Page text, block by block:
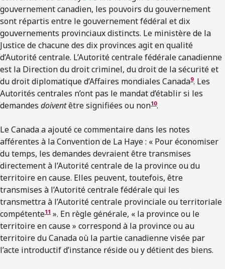
gouvernement canadien, les pouvoirs du gouvernement
sont répartis entre le gouvernement fédéral et dix
gouvernements provinciaux distincts. Le ministère de la
Justice de chacune des dix provinces agit en qualité
d’Autorité centrale. L’Autorité centrale fédérale canadienne
est la Direction du droit criminel, du droit de la sécurité et
du droit diplomatique d’Affaires mondiales Canada9. Les
Autorités centrales n’ont pas le mandat d’établir si les
demandes doiventêtre signifiées ou non10.
Le Canada a ajouté ce commentaire dans les notes
afférentes à la Convention de La Haye : « Pour économiser
du temps, les demandes devraient être transmises
directement à l’Autorité centrale de la province ou du
territoire en cause. Elles peuvent, toutefois, être
transmises à l’Autorité centrale fédérale qui les
transmettra à l’Autorité centrale provinciale ou territoriale
compétente11 ». En règle générale, « la province ou le
territoire en cause » correspond à la province ou au
territoire du Canada où la partie canadienne visée par
l’acte introductif d’instance réside ou y détient des biens.